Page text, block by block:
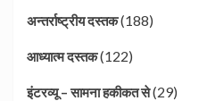
अन्तर्राष्ट्रीय दस्तक(188)
आध्यात्म दस्तक(122)
इंटरव्यू – सामना हकीकत से(29)